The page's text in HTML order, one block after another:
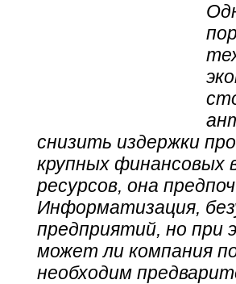
снизить издержки
крупных финансовых
ресурсов, она
Информатизация,
предприятий, но при
может ли компания
необходим